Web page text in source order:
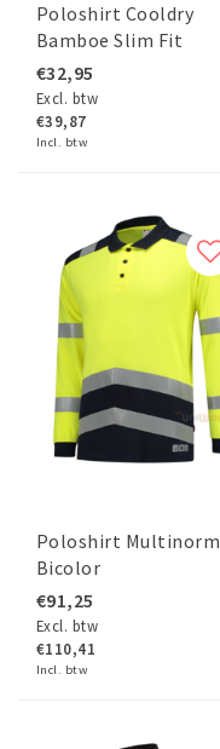
Poloshirt Cooldry
Bamboe Slim Fit
€32,95
Excl. btw
€39,87
Incl. btw
Poloshirt Multinorm
Bicolor
€91,25
Excl. btw
€110,41
Incl. btw